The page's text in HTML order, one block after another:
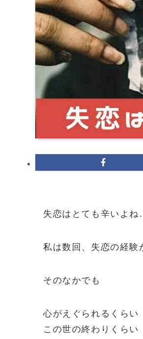
失恋はとても辛いよ
私は数回、失恋の経験
そのなかでも
心がえぐられるくらい
この世の終わりくらい